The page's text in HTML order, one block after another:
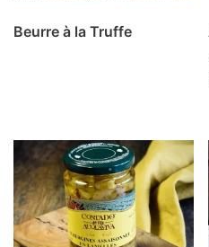
Beurre à la Truffe